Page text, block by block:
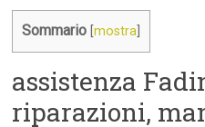
Sommario [mostra
assistenza
riparazioni,